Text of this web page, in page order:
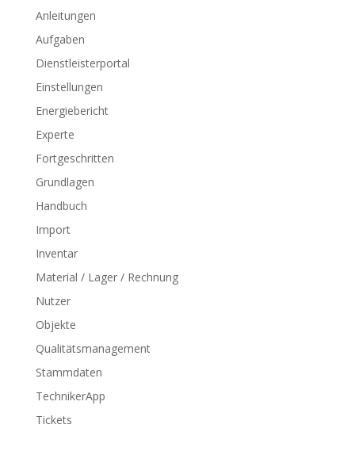
Anleitungen
Aufgaben
Dienstleisterportal
Einstellungen
Energiebericht
Experte
Fortgeschritten
Grundlagen
Handbuch
Import
Inventar
Material / Lager / Rechnung
Nutzer
Objekte
Qualitätsmanagement
Stammdaten
TechnikerApp
Tickets